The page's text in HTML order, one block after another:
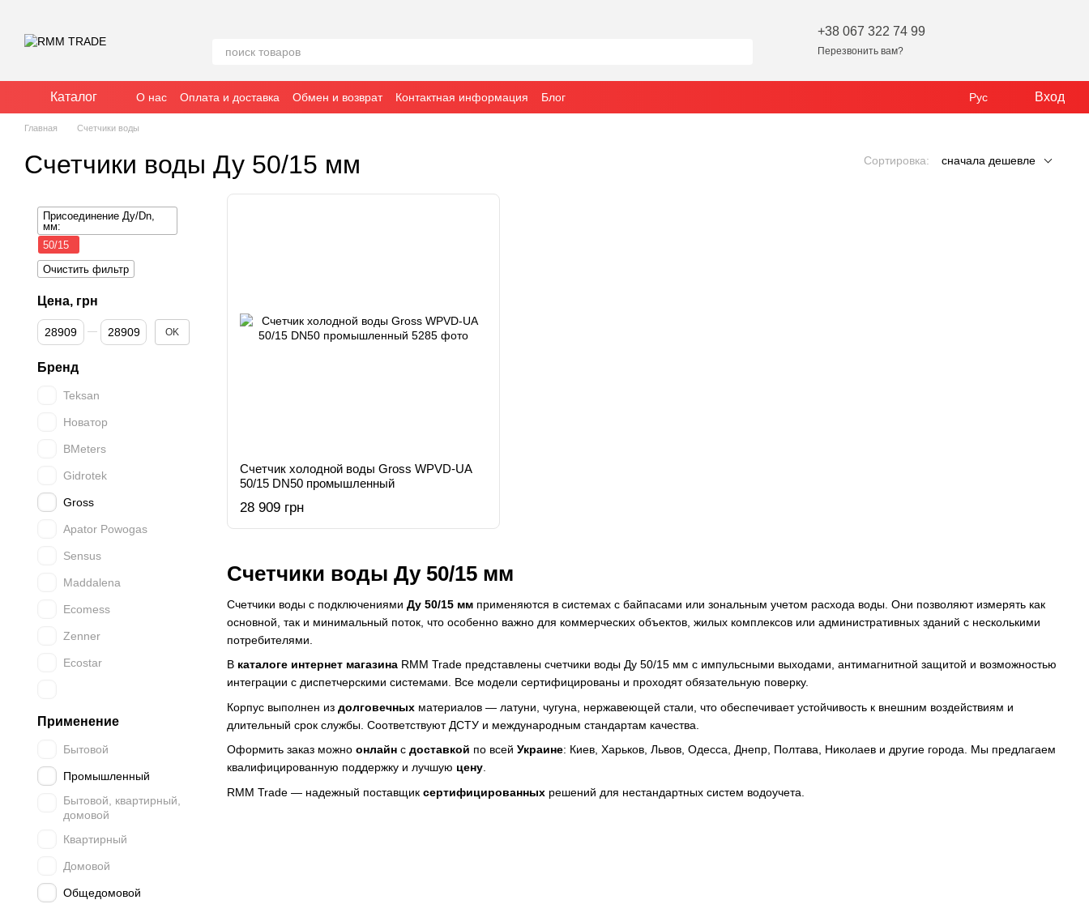
+38 067 322 74 99
Перезвонить вам?
Каталог О нас Оплата и доставка Обмен и возврат Контактная информация Блог Рус Вход
Главная Счетчики воды
Счетчики воды Ду 50/15 мм Сортировка: сначала дешевле
Счетчики воды Ду 50/15 мм
Счетчики воды с подключениями Ду 50/15 мм применяются в системах с байпасами или зональным учетом расхода воды. Они позволяют измерять как
основной, так и минимальный поток, что особенно важно для коммерческих объектов, жилых комплексов или административных зданий с несколькими
потребителями.
В каталоге интернет магазина RMM Trade представлены счетчики воды Ду 50/15 мм с импульсными выходами, антимагнитной защитой и возможностью
интеграции с диспетчерскими системами. Все модели сертифицированы и проходят обязательную поверку.
Корпус выполнен из долговечных материалов — латуни, чугуна, нержавеющей стали, что обеспечивает устойчивость к внешним воздействиям и
длительный срок службы. Соответствуют ДСТУ и международным стандартам качества.
Оформить заказ можно онлайн с доставкой по всей Украине: Киев, Харьков, Львов, Одесса, Днепр, Полтава, Николаев и другие города. Мы предлагаем
квалифицированную поддержку и лучшую цену
RMM Trade — надежный поставщик сертифицированных решений для нестандартных систем водоучета.
Счетчик холодной воды Gross WPVD-UA
50/15 DN50 промышленный
28 909 грн
Присоединение Ду/Dn,
мм:
50/15
Очистить фильтр
Цена, грн
От Цена, грн
До Цена, грн OK
Бренд
Teksan
Новатор
BMeters
Gidrotek
Gross
Apator Powogas
Sensus
Maddalena
Ecomess
Zenner
Ecostar
Применение
Бытовой
Промышленный
Бытовой, квартирный,
домовой
Квартирный
Домовой
Общедомовой